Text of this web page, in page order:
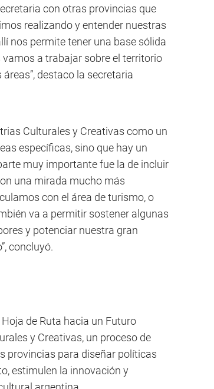
con otras provincias que
realizando y entender nuestras
nos permite tener una base sólida
a trabajar sobre el territorio
destaco la secretaria
Culturales y Creativas como un
específicas, sino que hay un
muy importante fue la de incluir
una mirada mucho más
con el área de turismo, o
va a permitir sostener algunas
y potenciar nuestra gran
concluyó.
de Ruta hacia un Futuro
y Creativas, un proceso de
provincias para diseñar políticas
estimulen la innovación y